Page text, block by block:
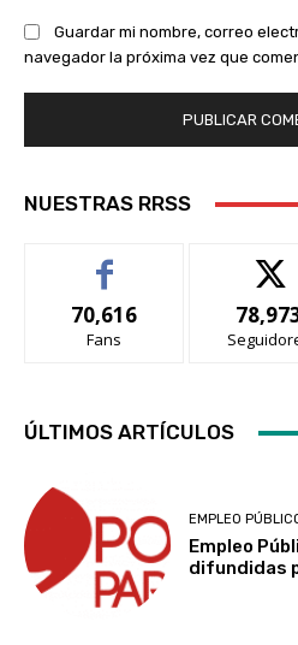
Guardar mi nombre, correo
navegador la próxima vez que
NUESTRAS RRSS
70,616
Fans
ÚLTIMOS ARTÍCULOS
EMPLEO
Empleo
difundidas